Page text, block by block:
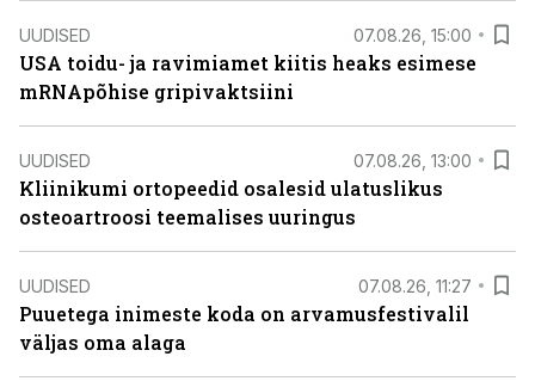
UUDISED 07.08.26, 15:00
USA toidu- ja ravimiamet kiitis heaks esimese
mRNApõhise gripivaktsiini
UUDISED 07.08.26, 13:00
Kliinikumi ortopeedid osalesid ulatuslikus
osteoartroosi teemalises uuringus
UUDISED 07.08.26, 11:27
Puuetega inimeste koda on arvamusfestivalil
väljas oma alaga